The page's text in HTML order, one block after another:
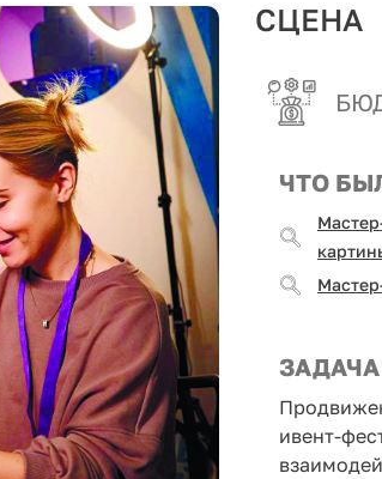
СЦЕНА
ЧТО
ЗАДАЧА
ивент-